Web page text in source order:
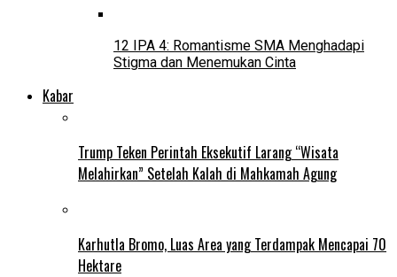
12 IPA 4: Romantisme SMA Menghadapi
Stigma dan Menemukan Cinta
Kabar
Trump Teken Perintah Eksekutif Larang “Wisata
Melahirkan” Setelah Kalah di Mahkamah Agung
Karhutla Bromo, Luas Area yang Terdampak Mencapai 70
Hektare